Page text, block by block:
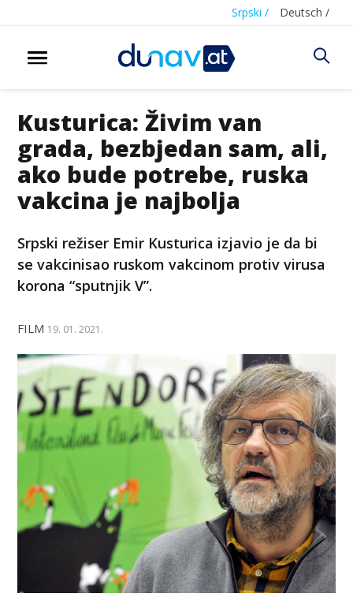
Srpski / Deutsch /
Kusturica: Živim van
grada, bezbjedan sam, ali,
ako bude potrebe, ruska
vakcina je najbolja
Srpski režiser Emir Kusturica izjavio je da bi
se vakcinisao ruskom vakcinom protiv virusa
korona “sputnjik V”.
FILM 19. 01. 2021.